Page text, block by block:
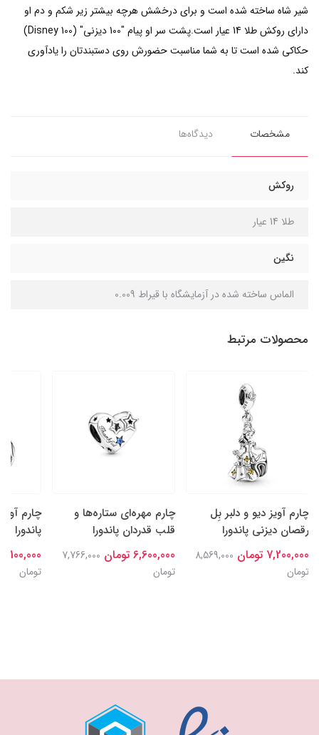
شیر شاه ساخته شده است و برای درخشش هرچه بیشتر زیر شکم و دم او
دارای روکش طلا 14 عیار است.پشت سر او پیام "100 دیزنی" (Disney 100)
حکاکی شده است تا به شما مناسبت حضورش روی دستبندتان را یادآوری
کند.
مشخصات دیدگاه‌ها
روکش
طلا 14 عیار
نگین
الماس ساخته شده در آزمایشگاه با قیراط 0.009
محصولات مرتبط
چارم آویز دیو و دلبر بِل
رقصان دیزنی پاندورا
7,200,000 تومان
8,569,000
تومان
چارم مهره‌ای ستاره‌ها و
قلب قدردان پاندورا
6,600,000 تومان
7,766,000
تومان
چارم
پاندورا
7,100,000 تومان
تومان